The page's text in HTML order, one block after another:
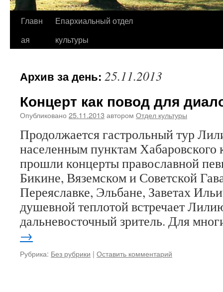
Перейти
Главн
ая
Епархиальный отдел
культуры
Архив за день: 25.11.2013
Концерт как повод для
Опубликовано 25.11.2013 автором Отдел культуры
Продолжается гастрольный тур
населенным пунктам Хабаровского
прошли концерты православной
Бикине, Вяземском и Советской
Переяславке, Эльбане, Заветах
душевной теплотой встречает
дальневосточный зритель. Для
→
Рубрика: Без рубрики | Оставить комментарий